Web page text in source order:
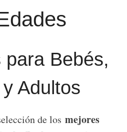
para Bebés,
Adultos
de los mejores